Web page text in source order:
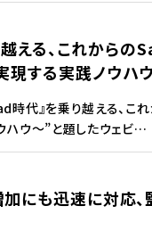
える、これから
現する実践ノウハ
時代』を乗り越える、
ハウ～”と題したウェビ…
にも迅速に対応